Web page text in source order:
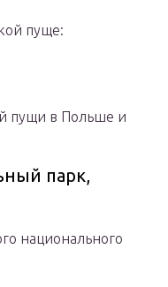
пуще:
пущи в Польше и
парк,
национального